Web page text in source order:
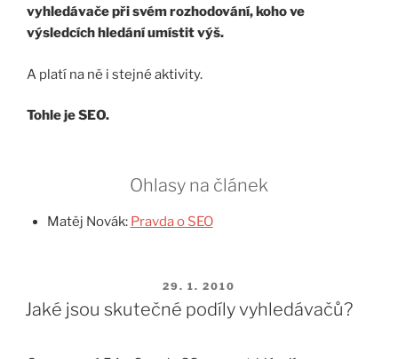
vyhledávačepři svém rozhodování, koho ve
výsledcích hledání umístit výš.
A platí na ně i stejné aktivity.
Tohle je SEO.
Ohlasy na článek
Matěj Novák: Pravda o SEO
PUBLIKOVÁNO
29. 1. 2010
Jaké jsou skutečné podíly vyhledávačů?